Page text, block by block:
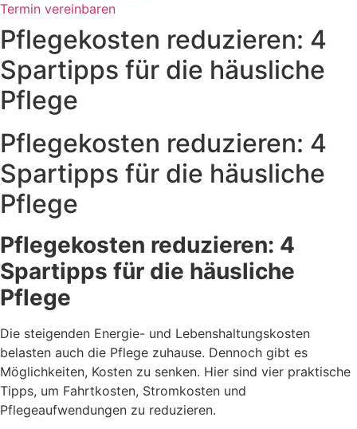
Termin vereinbaren
Pflegekosten reduzieren: 4
Spartipps für die häusliche
Pflege
Pflegekosten reduzieren: 4
Spartipps für die häusliche
Pflege
Pflegekosten reduzieren: 4
Spartipps für die häusliche
Pflege
Die steigenden Energie- und Lebenshaltungskosten
belasten auch die Pflege zuhause. Dennoch gibt es
Möglichkeiten, Kosten zu senken. Hier sind vier praktische
Tipps, um Fahrtkosten, Stromkosten und
Pflegeaufwendungen zu reduzieren.